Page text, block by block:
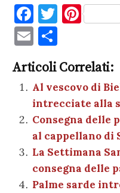
F
a
c
e
b
o
o
k
T
te
r
Pi
es
t
E
m
ai
l
n
di
vi
di
Articoli Correlati:
Al vescovo di
intrecciate alla
Consegna delle
al cappellano di
La Settimana
consegna delle
Palme sarde